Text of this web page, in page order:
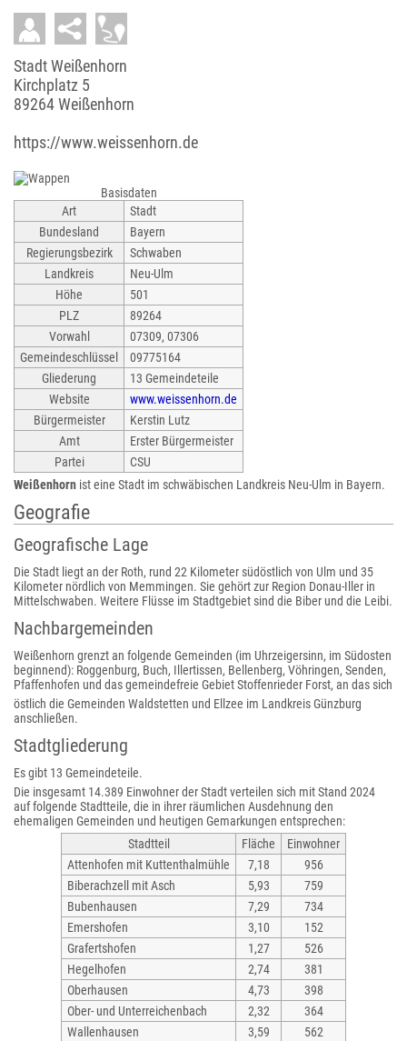
Stadt Weißenhorn
Kirchplatz 5
89264 Weißenhorn
https://www.weissenhorn.de
Basisdaten
Art
Stadt
Bundesland
Bayern
Regierungsbezirk
Schwaben
Landkreis
Neu-Ulm
Höhe
501
PLZ
89264
Vorwahl
07309, 07306
Gemeindeschlüssel
09775164
Gliederung
13 Gemeindeteile
Website
www.weissenhorn.de
Bürgermeister
Kerstin Lutz
Amt
Erster Bürgermeister
Partei
CSU
Weißenhorn ist eine Stadt im schwäbischen Landkreis Neu-Ulm in Bayern.
Geografie
Geografische Lage
Die Stadt liegt an der Roth, rund 22 Kilometer südöstlich von Ulm und 35
Kilometer nördlich von Memmingen. Sie gehört zur Region Donau-Iller in
Mittelschwaben. Weitere Flüsse im Stadtgebiet sind die Biber und die Leibi.
Nachbargemeinden
Weißenhorn grenzt an folgende Gemeinden (im Uhrzeigersinn, im Südosten
beginnend): Roggenburg, Buch, Illertissen, Bellenberg, Vöhringen, Senden,
Pfaffenhofen und das gemeindefreie Gebiet Stoffenrieder Forst, an das sich
östlich die Gemeinden Waldstetten und Ellzee im Landkreis Günzburg
anschließen.
Stadtgliederung
Es gibt 13 Gemeindeteile.
Die insgesamt 14.389 Einwohner der Stadt verteilen sich mit Stand 2024
auf folgende Stadtteile, die in ihrer räumlichen Ausdehnung den
ehemaligen Gemeinden und heutigen Gemarkungen entsprechen:
Stadtteil
Fläche
Einwohner
Attenhofen mit Kuttenthalmühle
7,18
956
Biberachzell mit Asch
5,93
759
Bubenhausen
7,29
734
Emershofen
3,10
152
Grafertshofen
1,27
526
Hegelhofen
2,74
381
Oberhausen
4,73
398
Ober- und Unterreichenbach
2,32
364
Wallenhausen
3,59 562